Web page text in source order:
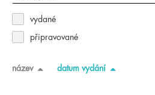
vydané
připravované
název datum vydání